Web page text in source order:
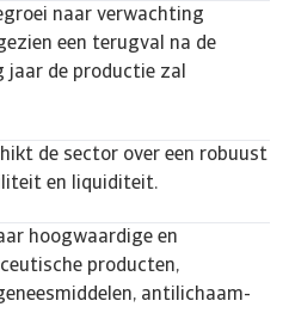
naar verwachting
een terugval na de
de productie zal
de sector over een robuust
en liquiditeit.
hoogwaardige en
producten,
antilichaam-